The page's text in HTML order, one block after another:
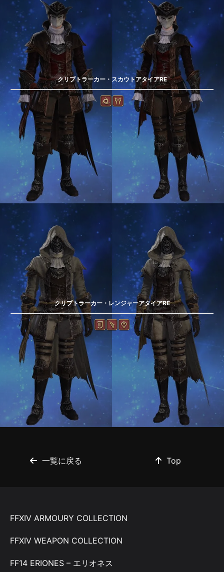
クリプトラーカー・スカウトアタイアRE
クリプトラーカー・レンジャーアタイアRE
一覧に戻る Top
FFXIV ARMOURY COLLECTION
FFXIV WEAPON COLLECTION
FF14 ERIONES – エリオネス